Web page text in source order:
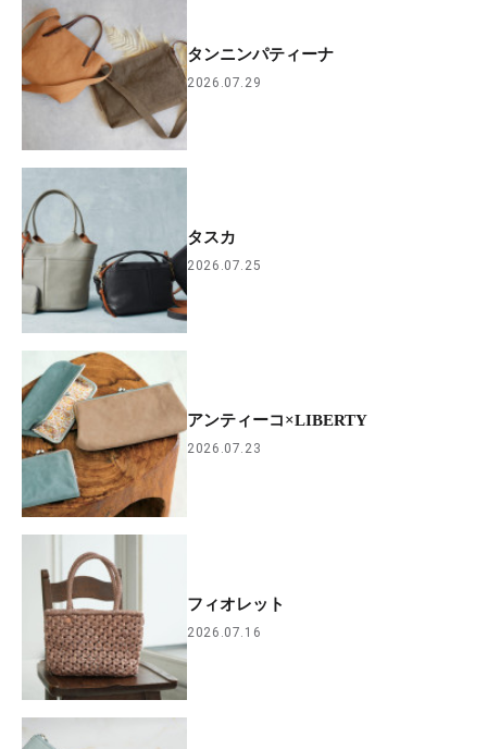
タンニンパティーナ
2026.07.29
タスカ
2026.07.25
アンティーコ×LIBERTY
2026.07.23
フィオレット
2026.07.16